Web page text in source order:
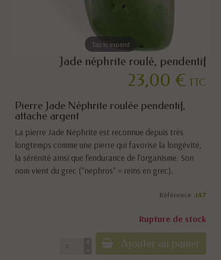
Tap to expand
Jade néphrite roulé, pendentif
23,00 € TTC
Pierre Jade Néphrite roulée pendentif,
attache argent
La pierre Jade Néphrite est reconnue depuis très
longtemps comme une pierre qui favorise la longévité,
la sérénité ainsi que l'endurance de l'organisme. Son
nom vient du grec ("nephros" = reins en grec).
Référence :JA7
Rupture de stock
Ajouter au panier